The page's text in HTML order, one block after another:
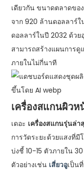
เดียวกัน ขนาดตลาดขอ
จาก 920 ล้านดอลลาร์
ดอลลาร์ในปี 2032 ด้ว
สามารถสร้างแผนการดู
ภายในไม่กี่นาที
เครื่องสแกนผิว
เดอะ เครื่องสแกนรุ่นล่า
การวัดระยะด้วยแสงที่มี
บ่งชี้ 10-15 ตัวภายใน
ตัวอย่างเช่น เสี่ยวอูเป็น